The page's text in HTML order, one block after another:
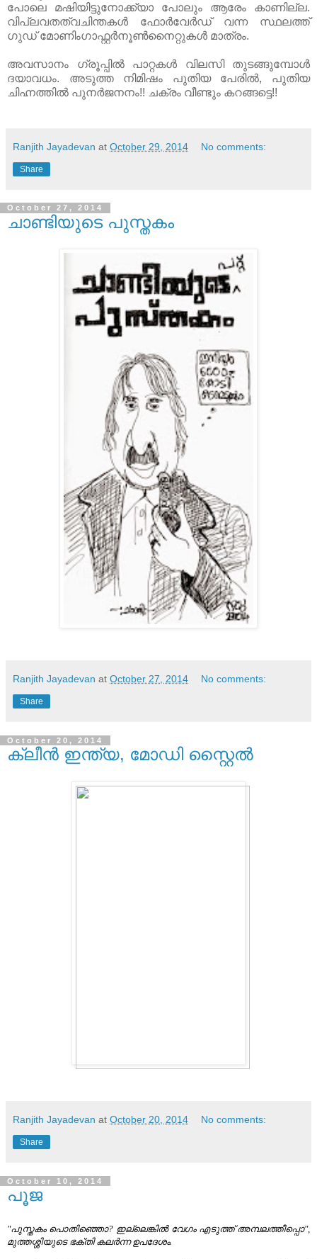
പോലെ മഷിയിട്ടുനോക്ക്യാ പോലും ആരേം കാണില്ല.
വിപ്ലവതത്വചിന്തകൾ ഫോർവേർഡ് വന്ന സ്ഥലത്ത്
ഗുഡ് മോണിംഗാഫ്റ്റർനൂൺനൈറ്റുകൾ മാത്രം.
അവസാനം ഗ്രൂപ്പിൽ പാറ്റകൾ വിലസി തുടങ്ങുമ്പോൾ
ദയാവധം. അടുത്ത നിമിഷം പുതിയ പേരിൽ, പുതിയ
ചിഹ്നത്തിൽ പുനർജനനം!! ചക്രം വീണ്ടും കറങ്ങട്ടെ!!
Ranjith Jayadevan at October 29, 2014 No comments:
Share
October 27, 2014
ചാണ്ടിയുടെ പുസ്തകം
Ranjith Jayadevan at October 27, 2014 No comments:
Share
October 20, 2014
ക്ലീന്‍ ഇന്ത്യ, മോഡി സ്റ്റൈല്‍
Ranjith Jayadevan at October 20, 2014 No comments:
Share
October 10, 2014
പൂജ
"പുസ്തകം പൊതിഞ്ഞൊ? ഇല്ലെങ്കിൽ വേഗം എടുത്ത് അമ്പലത്തീപ്പൊ",
മുത്തശ്ശിയുടെ ഭക്തി കലർന്ന ഉപദേശം.